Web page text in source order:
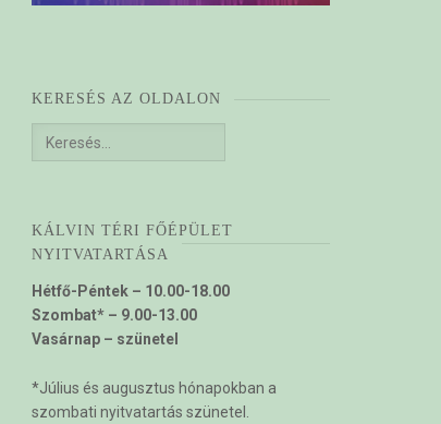
KERESÉS AZ OLDALON
Keresés:
KÁLVIN TÉRI FŐÉPÜLET
NYITVATARTÁSA
Hétfő-Péntek – 10.00-18.00
Szombat* – 9.00-13.00
Vasárnap – szünetel
*Július és augusztus hónapokban a
szombati nyitvatartás szünetel.